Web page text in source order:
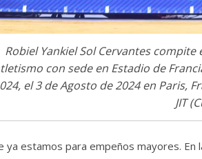
Robiel Yankiel Sol Cervantes
con sede en Estadio de
el 3 de Agosto de 2024 en Paris,
JIT
ya estamos para empeños mayores. En